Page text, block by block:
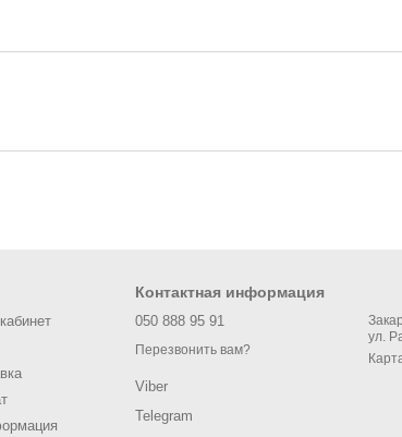
Контактная информация
050 888 95 91
Перезвонить вам?
Viber
Telegram
ул.